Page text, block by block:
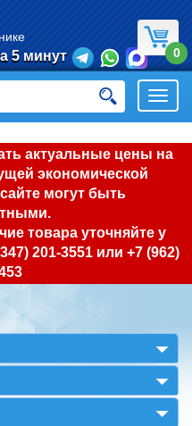
актуальные цены на
экономической
могут быть
товара уточняйте у
201-3551или +7 (962)
5 минут 0
▼
▼
▼